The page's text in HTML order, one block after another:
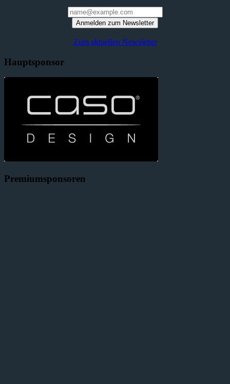
Anmelden zum Newsletter
Zum aktuellen Newsletter
Hauptsponsor
Premiumsponsoren